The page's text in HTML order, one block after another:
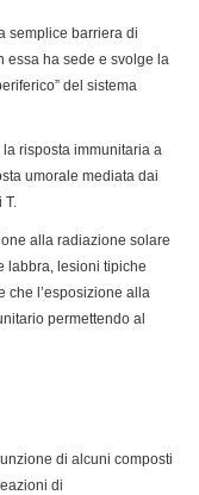
semplice barriera di
essa ha sede e svolge la
del sistema
risposta immunitaria a
umorale mediata dai
T.
alla radiazione solare
labbra, lesioni tipiche
che l’esposizione alla
permettendo al
di alcuni composti
di